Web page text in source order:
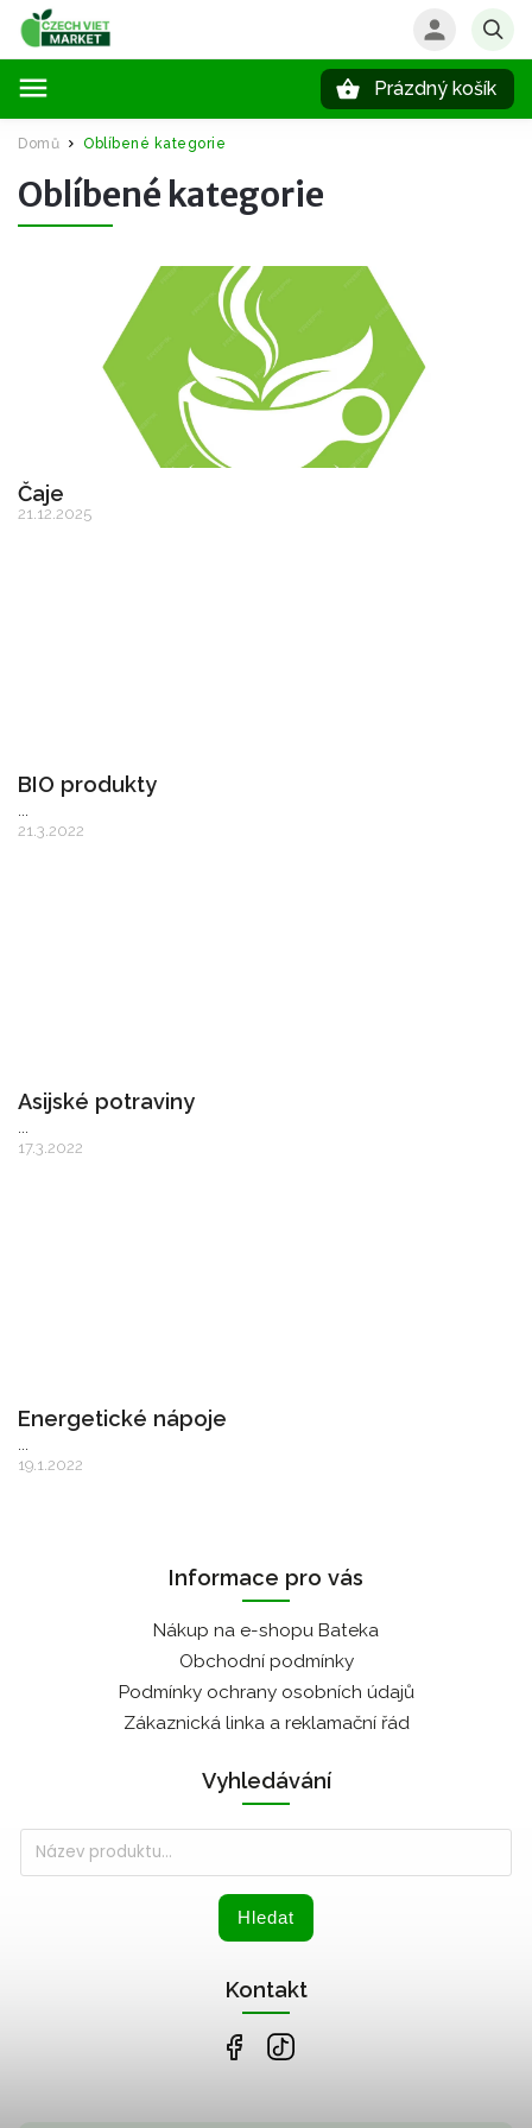
Prázdný košík
Domů / Oblíbené kategorie
Oblíbené kategorie
Čaje
21.12.2025
BIO produkty
21.3.2022
Asijské potraviny
17.3.2022
Energetické nápoje
19.1.2022
Informace pro vás
Nákup na e-shopu Bateka
Obchodní podmínky
Podmínky ochrany osobních údajů
Zákaznická linka a reklamační řád
Vyhledávání
Hledat
Kontakt